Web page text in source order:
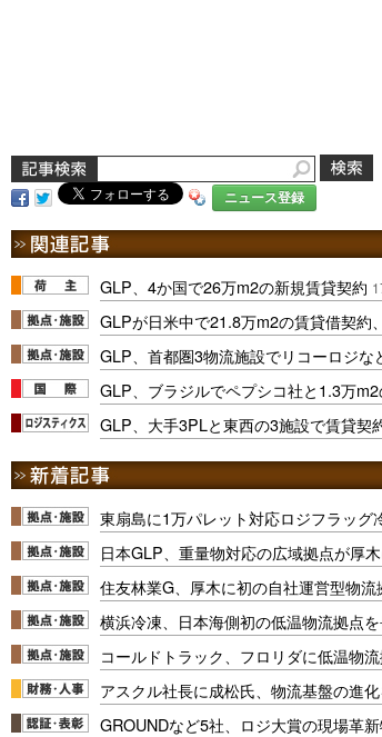
ニュース登録
GLP、4か国で26万m2の新規賃貸契約
GLPが日米中で21.8万m2の賃貸借契約
GLP、首都圏3物流施設でリコーロジな
GLP、ブラジルでペプシコ社と1.3万
GLP、大手3PLと東西の3施設で賃貸契
東扇島に1万パレット対応ロジフラッグ
日本GLP、重量物対応の広域拠点が厚
住友林業G、厚木に初の自社運営型物流
横浜冷凍、日本海側初の低温物流拠点
コールドトラック、フロリダに低温物
アスクル社長に成松氏、物流基盤の進
GROUNDなど5社、ロジ大賞の現場革